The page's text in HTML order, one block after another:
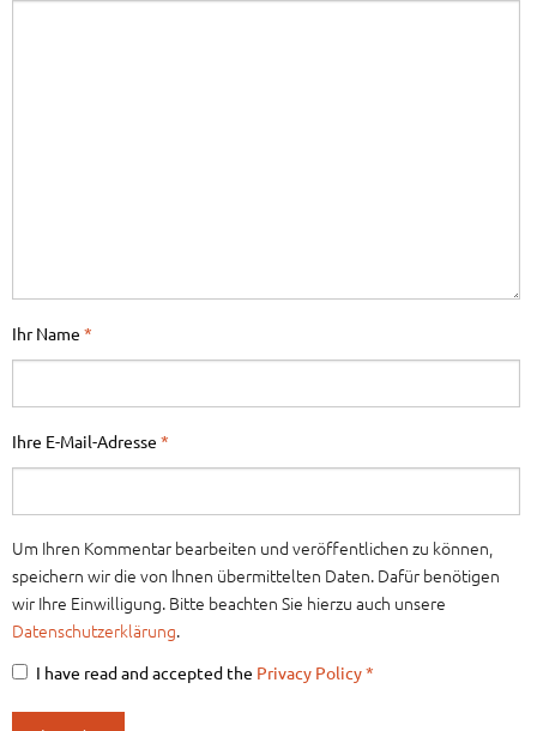
Ihr Name *
Ihre E-Mail-Adresse *
Um Ihren Kommentar bearbeiten und veröffentlichen zu können,
speichern wir die von Ihnen übermittelten Daten. Dafür benötigen
wir Ihre Einwilligung. Bitte beachten Sie hierzu auch unsere
Datenschutzerklärung.
I have read and accepted the Privacy Policy*